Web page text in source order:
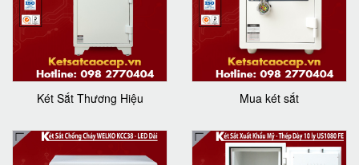
Két Sắt Thương Hiệu Mua két sắt